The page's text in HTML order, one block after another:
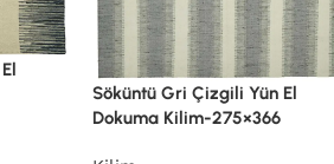
Söküntü Kırmızı Geometrik Yün
El Dokuma Kilim-270×350